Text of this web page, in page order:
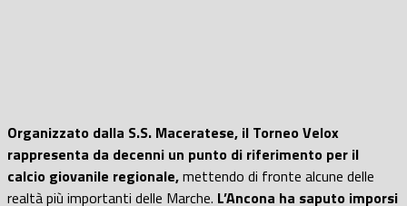
Organizzato dalla S.S. Maceratese, il Torneo Velox
rappresenta da decenni un punto di riferimento per il
calcio giovanile regionale,mettendo di fronte alcune delle
realtà più importanti delle Marche. L’Ancona ha saputo imporsi